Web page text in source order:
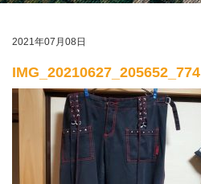
2021年07月08日
IMG_20210627_205652_774